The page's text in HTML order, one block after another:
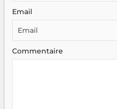
Email
Commentaire